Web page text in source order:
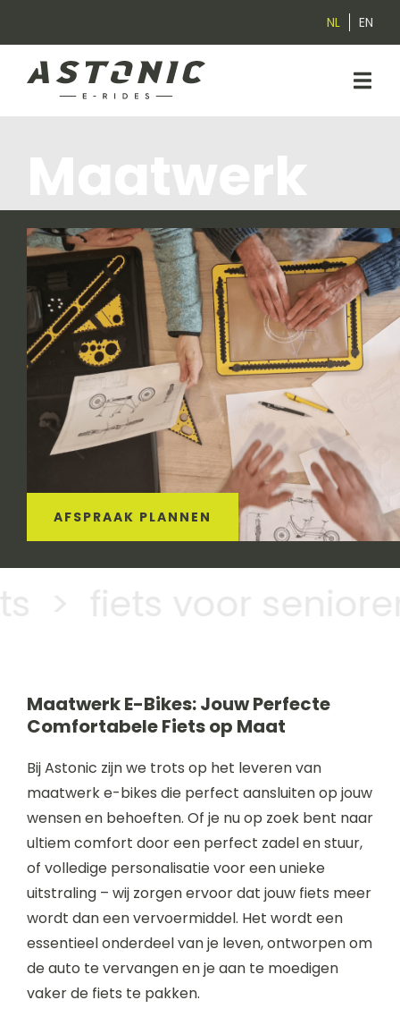
NL EN
AFSPRAAK PLANNEN
Maatwerk E-Bikes: Jouw Perfecte
Comfortabele Fiets op Maat
Bij Astonic zijn we trots op het leveren van
maatwerk e-bikes die perfect aansluiten op jouw
wensen en behoeften. Of je nu op zoek bent naar
ultiem comfort door een perfect zadel en stuur,
of volledige personalisatie voor een unieke
uitstraling – wij zorgen ervoor dat jouw fiets meer
wordt dan een vervoermiddel. Het wordt een
essentieel onderdeel van je leven, ontworpen om
de auto te vervangen en je aan te moedigen
vaker de fiets te pakken.